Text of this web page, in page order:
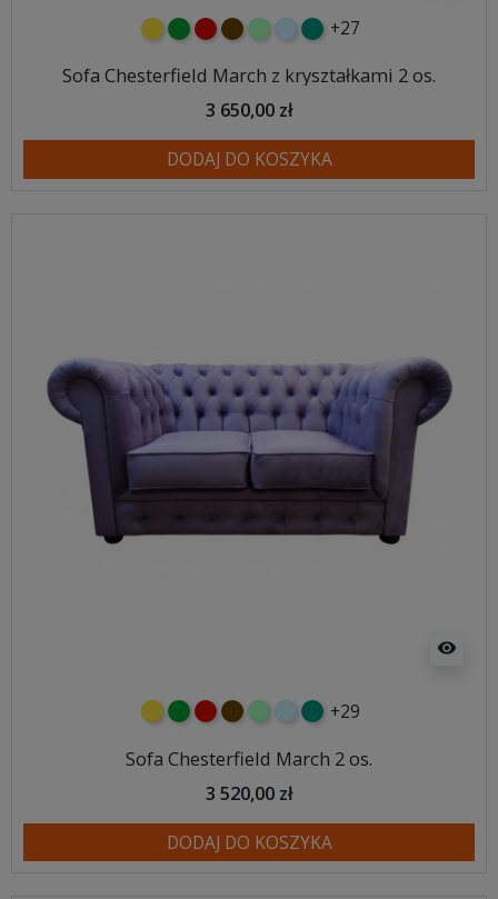
żółtyzielonyczerwony
czekoladowy
miętowybłękitny
turkusowy
+27
Sofa Chesterfield March z kryształkami 2 os.
3 650,00 zł
DODAJ DO KOSZYKA
visibility
żółtyzielonyczerwony
czekoladowy
miętowybłękitny
turkusowy
+29
Sofa Chesterfield March 2 os.
3 520,00 zł
DODAJ DO KOSZYKA